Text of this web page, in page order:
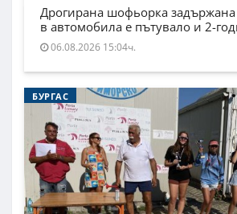
Дрогирана шофьорка задържана
в автомобила е пътувало и 2-
06.08.2026 15:04ч.
БУРГАС